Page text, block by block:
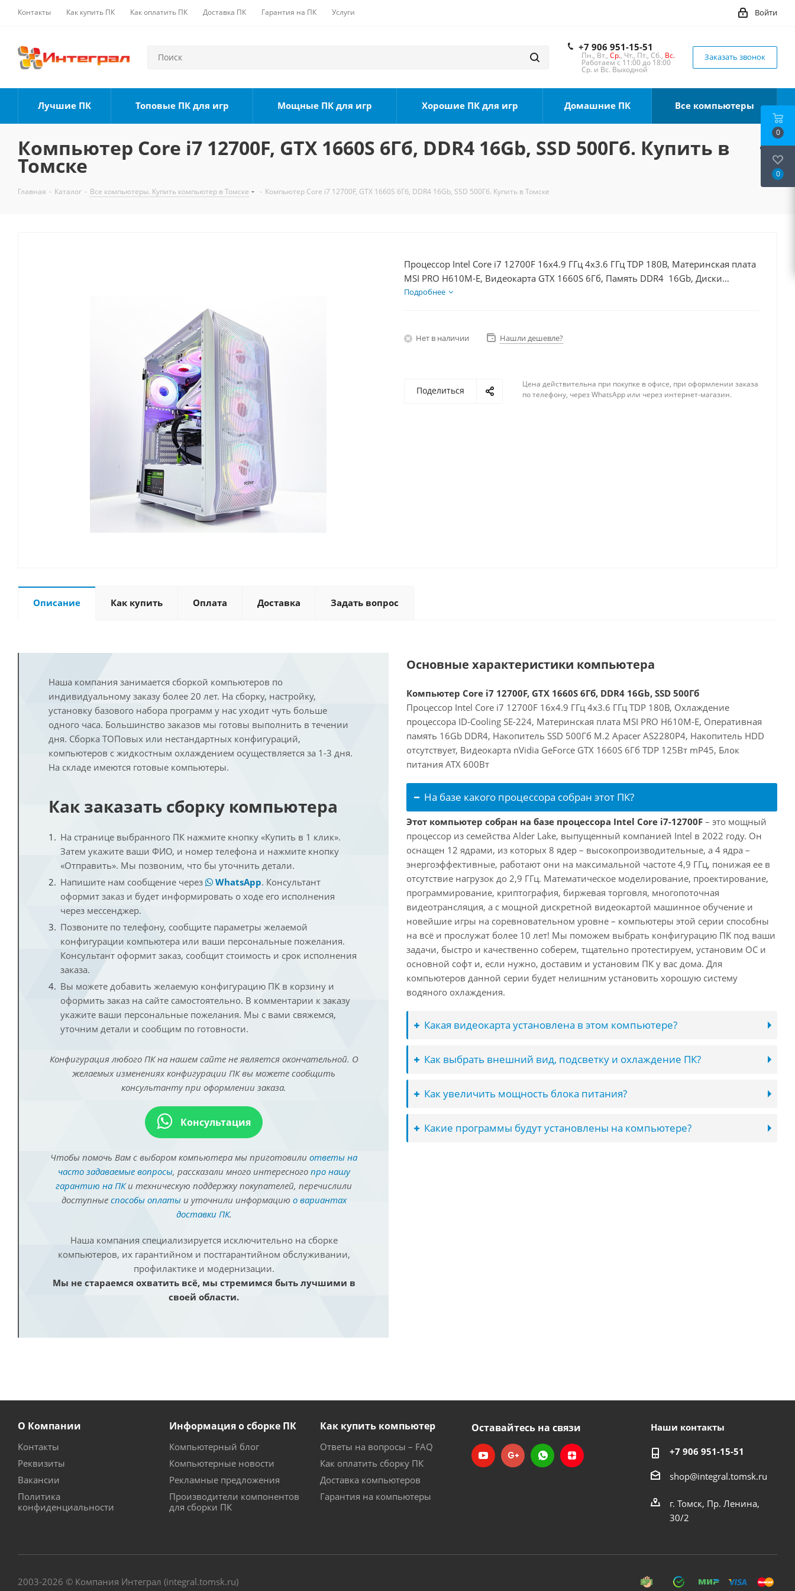
Контакты Как купить ПК Как оплатить ПК Доставка ПК Гарантия на ПК Услуги Войти
+7 906 951-15-51
Пн., Вт., Ср., Чт., Пт., Сб., Вс.
Работаем с 11:00 до 18:00
Ср. и Вс. Выходной
Заказать звонок
Лучшие ПК Топовые ПК для игр Мощные ПК для игр Хорошие ПК для игр Домашние ПК Все компьютеры
Компьютер Core i7 12700F, GTX 1660S 6Гб, DDR4 16Gb, SSD 500Гб. Купить в
Томске
Главная - Каталог - Все компьютеры. Купить компьютер в Томске - Компьютер Core i7 12700F, GTX 1660S 6Гб, DDR4 16Gb, SSD 500Гб. Купить в Томске
Процессор Intel Core i7 12700F 16x4.9 ГГц 4x3.6 ГГц TDP 180В, Материнская плата
MSI PRO H610M-E, Видеокарта GTX 1660S 6Гб, Память DDR4 16Gb, Диски
SSD 500Гб, БП 600Вт
Подробнее
Нет в наличии Нашли дешевле?
Поделиться
Цена действительна при покупке в офисе, при оформлении заказа
по телефону, через WhatsApp или через интернет-магазин.
Описание Как купить Оплата Доставка Задать вопрос
Наша компания занимается сборкой компьютеров по
индивидуальному заказу более 20 лет. На сборку, настройку,
установку базового набора программ у нас уходит чуть больше
одного часа. Большинство заказов мы готовы выполнить в течении
дня. Сборка ТОПовых или нестандартных конфигураций,
компьютеров с жидкостным охлаждением осуществляется за 1-3 дня.
На складе имеются готовые компьютеры.
Как заказать сборку компьютера
На странице выбранного ПК нажмите кнопку «Купить в 1 клик».
Затем укажите ваши ФИО, и номер телефона и нажмите кнопку
«Отправить». Мы позвоним, что бы уточнить детали.
Напишите нам сообщение через
WhatsApp. Консультант
оформит заказ и будет информировать о ходе его исполнения
через мессенджер.
Позвоните по телефону, сообщите параметры желаемой
конфигурации компьютера или ваши персональные пожелания.
Консультант оформит заказ, сообщит стоимость и срок исполнения
заказа.
Вы можете добавить желаемую конфигурацию ПК в корзину и
оформить заказ на сайте самостоятельно. В комментарии к заказу
укажите ваши персональные пожелания. Мы с вами свяжемся,
уточним детали и сообщим по готовности.
Конфигурация любого ПК на нашем сайте не является окончательной. О
желаемых изменениях конфигурации ПК вы можете сообщить
консультанту при оформлении заказа.
Консультация
Чтобы помочь Вам с выбором компьютера мы приготовили ответы на
часто задаваемые вопросы, рассказали много интересного про нашу
гарантию на ПКи техническую поддержку покупателей, перечислили
доступные способы оплатыи уточнили информацию о вариантах
доставки ПК.
Наша компания специализируется исключительно на сборке
компьютеров, их гарантийном и постгарантийном обслуживании,
профилактике и модернизации.
Мы не стараемся охватить всё, мы стремимся быть лучшими в
своей области.
Основные характеристики компьютера
Компьютер Core i7 12700F, GTX 1660S 6Гб, DDR4 16Gb, SSD 500Гб
Процессор Intel Core i7 12700F 16x4.9 ГГц 4x3.6 ГГц TDP 180В, Охлаждение
процессора ID-Cooling SE-224, Материнская плата MSI PRO H610M-E, Оперативная
память 16Gb DDR4, Накопитель SSD 500Гб M.2 Apacer AS2280P4, Накопитель HDD
отсутствует, Видеокарта nVidia GeForce GTX 1660S 6Гб TDP 125Вт mP45, Блок
питания ATX 600Вт
На базе какого процессора собран этот ПК?
Этот компьютер собран на базе процессора Intel Core i7-12700F – это мощный
процессор из семейства Alder Lake, выпущенный компанией Intel в 2022 году. Он
оснащен 12 ядрами, из которых 8 ядер – высокопроизводительные, а 4 ядра –
энергоэффективные, работают они на максимальной частоте 4,9 ГГц, понижая ее в
отсутствие нагрузок до 2,9 ГГц. Математическое моделирование, проектирование,
программирование, криптография, биржевая торговля, многопоточная
видеотрансляция, а с мощной дискретной видеокартой машинное обучение и
новейшие игры на соревновательном уровне – компьютеры этой серии способны
на всё и прослужат более 10 лет! Мы поможем выбрать конфигурацию ПК под ваши
задачи, быстро и качественно соберем, тщательно протестируем, установим ОС и
основной софт и, если нужно, доставим и установим ПК у вас дома. Для
компьютеров данной серии будет нелишним установить хорошую систему
водяного охлаждения.
Какая видеокарта установлена в этом компьютере?
Как выбрать внешний вид, подсветку и охлаждение ПК?
Как увеличить мощность блока питания?
Какие программы будут установлены на компьютере?
О Компании
Контакты
Реквизиты
Вакансии
Политика
конфиденциальности
Информация о сборке ПК
Компьютерный блог
Компьютерные новости
Рекламные предложения
Производители компонентов
для сборки ПК
Как купить компьютер
Ответы на вопросы – FAQ
Как оплатить сборку ПК
Доставка компьютеров
Гарантия на компьютеры
Оставайтесь на связи Наши контакты
+7 906 951-15-51
shop@integral.tomsk.ru
г. Томск, Пр. Ленина,
30/2
2003-2026 © Компания Интеграл (integral.tomsk.ru)
0
0